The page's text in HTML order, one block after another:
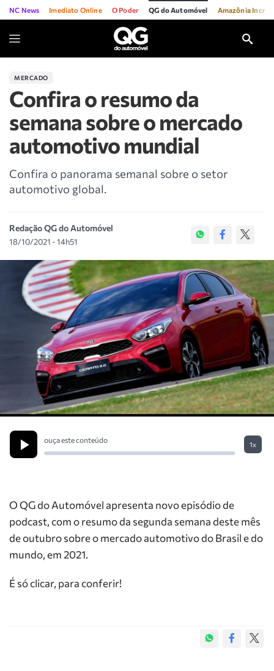
NC News Imediato Online O Poder QG do Automóvel Amazônia
MERCADO
Confira o resumo da
semana sobre o mercado
automotivo mundial
Confira o panorama semanal sobre o setor
automotivo global.
Redação QG do Automóvel
18/10/2021 - 14h51
ouça este conteúdo
1x
O QG do Automóvel apresenta novo episódio de
podcast, com o resumo da segunda semana deste mês
de outubro sobre o mercado automotivo do Brasil e do
mundo, em 2021.
É só clicar, para conferir!